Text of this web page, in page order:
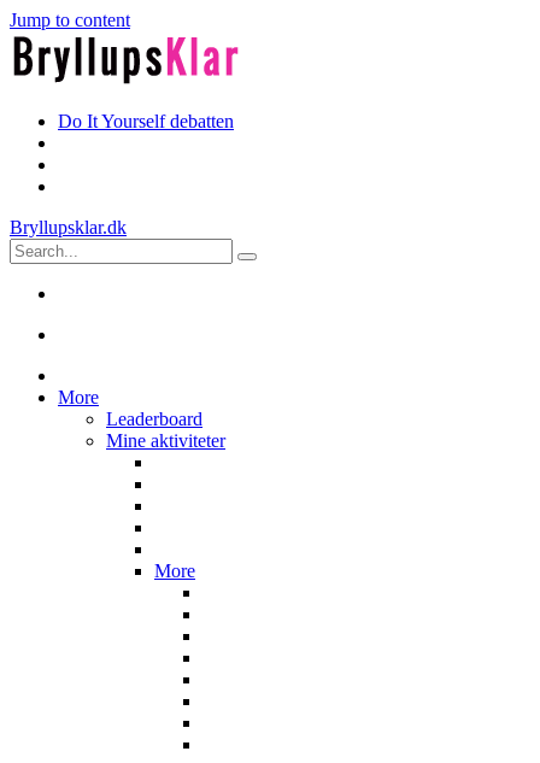
Jump to content
Do It Yourself debatten
Bryllupsklar.dk
More
Leaderboard
Mine aktiviteter
More